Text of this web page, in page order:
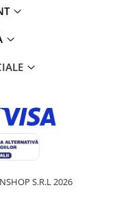
S.R.L 2026